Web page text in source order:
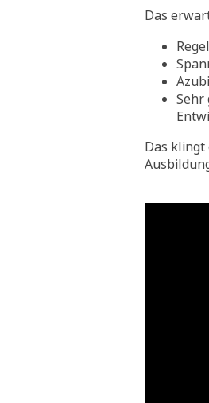
Das
Sehr
Das